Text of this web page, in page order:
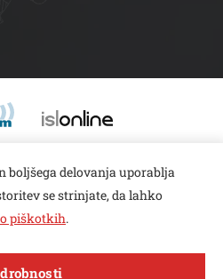
boljšega delovanja uporablja
se strinjate, da lahko
o piškotkih.